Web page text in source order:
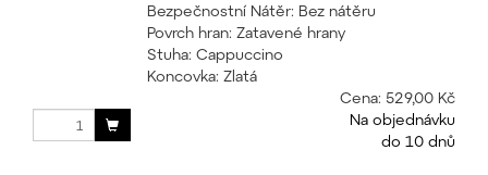
Bezpečnostní Nátěr: Bez nátěru
Povrch hran: Zatavené hrany
Stuha: Cappuccino
Koncovka: Zlatá
Cena: 529,00 Kč
Na objednávku
do 10 dnů